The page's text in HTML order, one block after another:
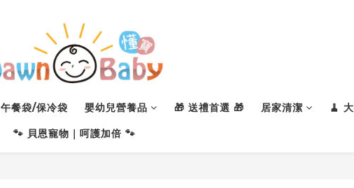
午餐袋/保冷袋 嬰幼兒營養品 🎁 送禮首選 🎁 居家清潔 🧹
🐾 貝恩寵物｜呵護加倍 🐾